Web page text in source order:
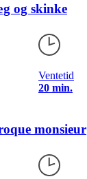
og skinke
Ventetid
20 min.
monsieur